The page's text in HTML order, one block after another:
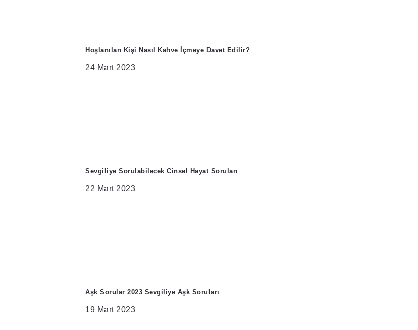
Hoşlanılan Kişi Nasıl Kahve İçmeye Davet Edilir?
24 Mart 2023
Sevgiliye Sorulabilecek Cinsel Hayat Soruları
22 Mart 2023
Aşk Sorular 2023 Sevgiliye Aşk Soruları
19 Mart 2023